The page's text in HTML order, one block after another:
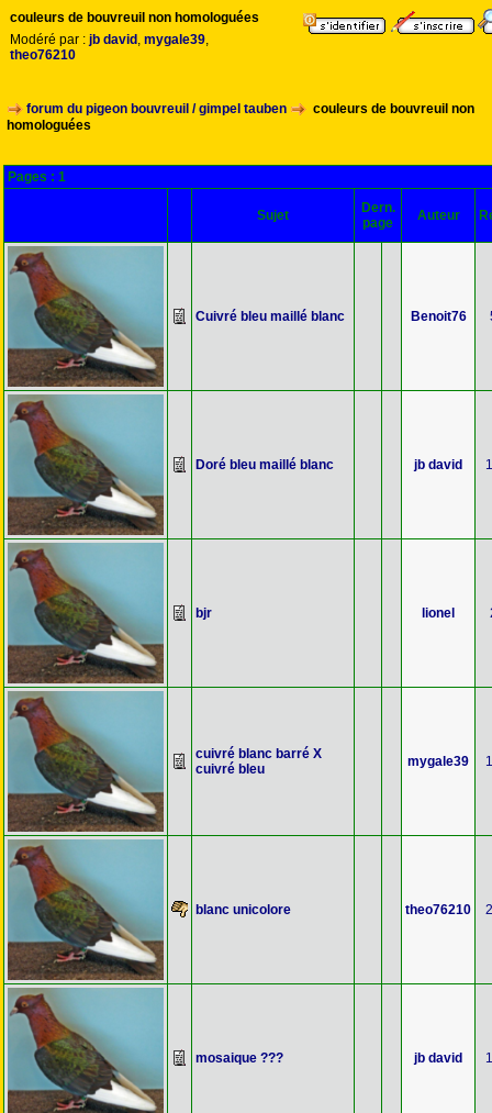
couleurs de bouvreuil non homologuées
Modéré par : jb david , mygale39,
theo76210
forum du pigeon bouvreuil / gimpel tauben
couleurs de bouvreuil non
homologuées
Pages : 1
Sujet
Dern.
page
Auteur
Cuivré bleu maillé blanc Benoit76
Doré bleu maillé blanc jb david
bjr lionel
cuivré blanc barré X
cuivré bleu
mygale39
blanc unicolore theo76210
mosaique ??? jb david